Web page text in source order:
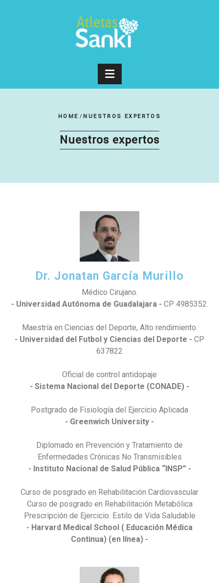
HOME / NUESTROS EXPERTOS
Nuestros expertos
Dr. Jonatan García Murillo
Médico Cirujano.
- Universidad Autónoma de Guadalajara - CP 4985352.
Maestría en Ciencias del Deporte, Alto rendimiento.
- Universidad del Futbol y Ciencias del Deporte - CP
637822
Oficial de control antidopaje
- Sistema Nacional del Deporte (CONADE) -
Postgrado de Fisiología del Ejercicio Aplicada
- Greenwich University -
Diplomado en Prevención y Tratamiento de
Enfermedades Crónicas No Transmisibles
- Instituto Nacional de Salud Pública “INSP” -
Curso de posgrado en Rehabilitación Cardiovascular
Curso de posgrado en Rehabilitación Metabólica
Prescripción de Ejercicio: Estilo de Vida Saludable
- Harvard Medical School ( Educación Médica
Continua) (en línea) -